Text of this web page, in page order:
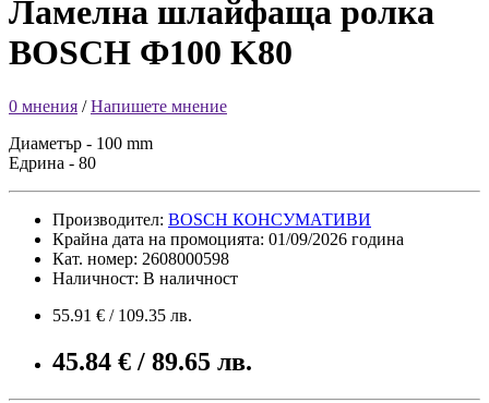
Ламелна шлайфаща ролка
BOSCH Ф100 K80
0 мнения /Напишете мнение
Диаметър - 100 mm
Едрина - 80
Производител: BOSCH КОНСУМАТИВИ
Крайна дата на промоцията: 01/09/2026 година
Кат. номер: 2608000598
Наличност: В наличност
55.91 € / 109.35 лв.
45.84 € / 89.65 лв.